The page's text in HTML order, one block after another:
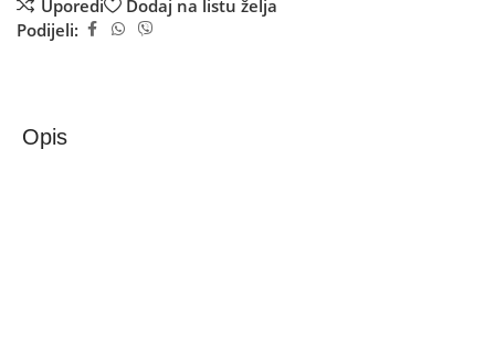
Uporedi
Dodaj na listu želja
Podijeli:
Opis